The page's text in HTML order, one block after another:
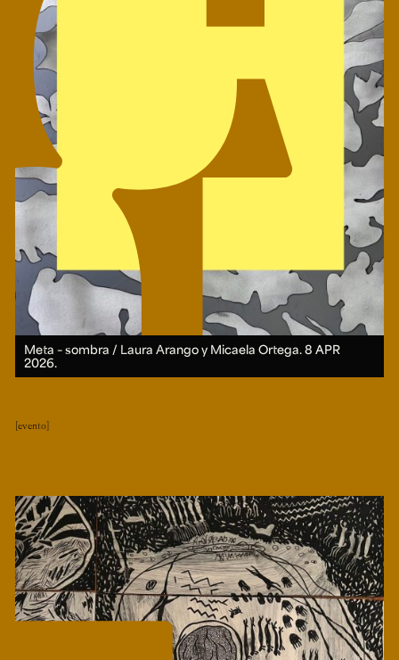
Meta – sombra / Laura Arango y Micaela Ortega.8 APR
2026.
evento